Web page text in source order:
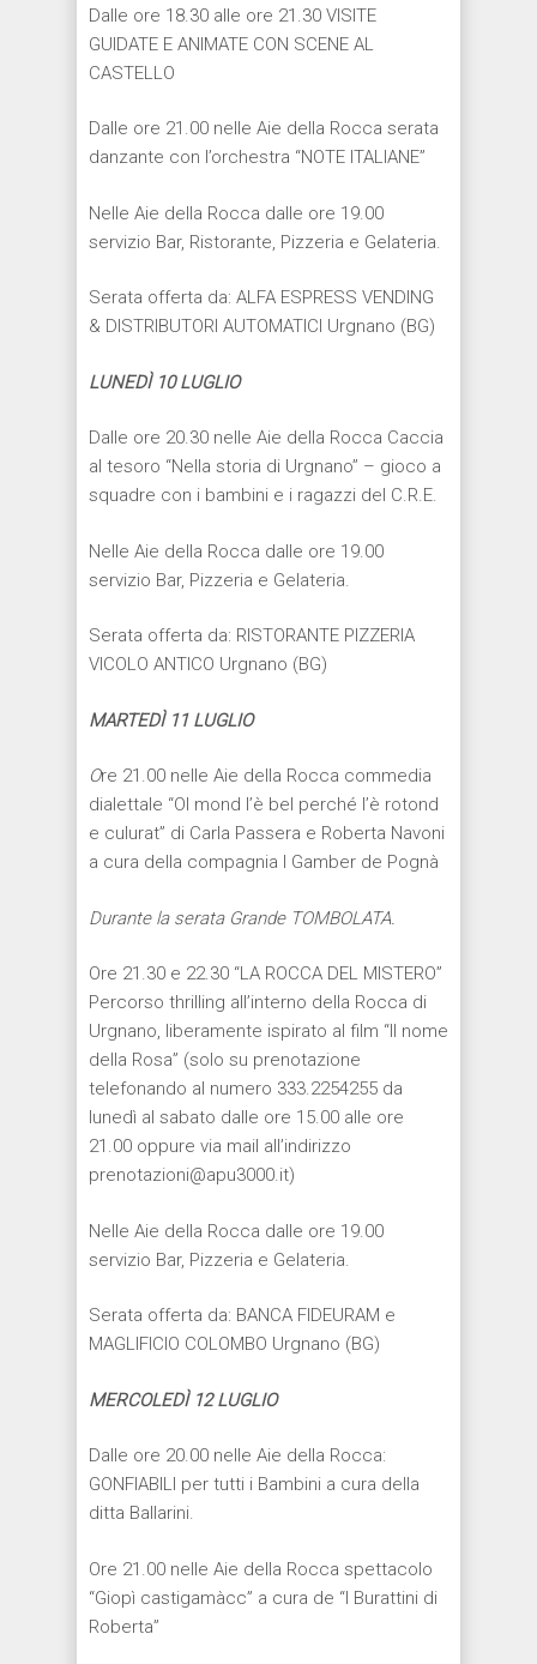
Dalle ore 18.30 alle ore 21.30 VISITE
GUIDATE E ANIMATE CON SCENE AL
CASTELLO
Dalle ore 21.00 nelle Aie della Rocca serata
danzante con l’orchestra “NOTE ITALIANE”
Nelle Aie della Rocca dalle ore 19.00
servizio Bar, Ristorante, Pizzeria e Gelateria.
Serata offerta da: ALFA ESPRESS VENDING
& DISTRIBUTORI AUTOMATICI Urgnano (BG)
LUNEDÌ10 LUGLIO
Dalle ore 20.30 nelle Aie della Rocca Caccia
al tesoro “Nella storia di Urgnano” – gioco a
squadre con i bambini e i ragazzi del C.R.E.
Nelle Aie della Rocca dalle ore 19.00
servizio Bar, Pizzeria e Gelateria.
Serata offerta da: RISTORANTE PIZZERIA
VICOLO ANTICO Urgnano (BG)
MARTEDÌ11 LUGLIO
Ore 21.00 nelle Aie della Rocca commedia
dialettale “Ol mond l’è bel perché l’è rotond
e culurat” di Carla Passera e Roberta Navoni
a cura della compagnia I Gamber de Pognà
Durante la serata Grande TOMBOLATA.
Ore 21.30 e 22.30 “LA ROCCA DEL MISTERO”
Percorso thrilling all’interno della Rocca di
Urgnano, liberamente ispirato al film “Il nome
della Rosa” (solo su prenotazione
telefonando al numero 333.2254255 da
lunedì al sabato dalle ore 15.00 alle ore
21.00 oppure via mail all’indirizzo
prenotazioni@apu3000.it)
Nelle Aie della Rocca dalle ore 19.00
servizio Bar, Pizzeria e Gelateria.
Serata offerta da: BANCA FIDEURAM e
MAGLIFICIO COLOMBO Urgnano (BG)
MERCOLEDÌ12 LUGLIO
Dalle ore 20.00 nelle Aie della Rocca:
GONFIABILI per tutti i Bambini a cura della
ditta Ballarini.
Ore 21.00 nelle Aie della Rocca spettacolo
“Giopì castigamàcc” a cura de “I Burattini di
Roberta”